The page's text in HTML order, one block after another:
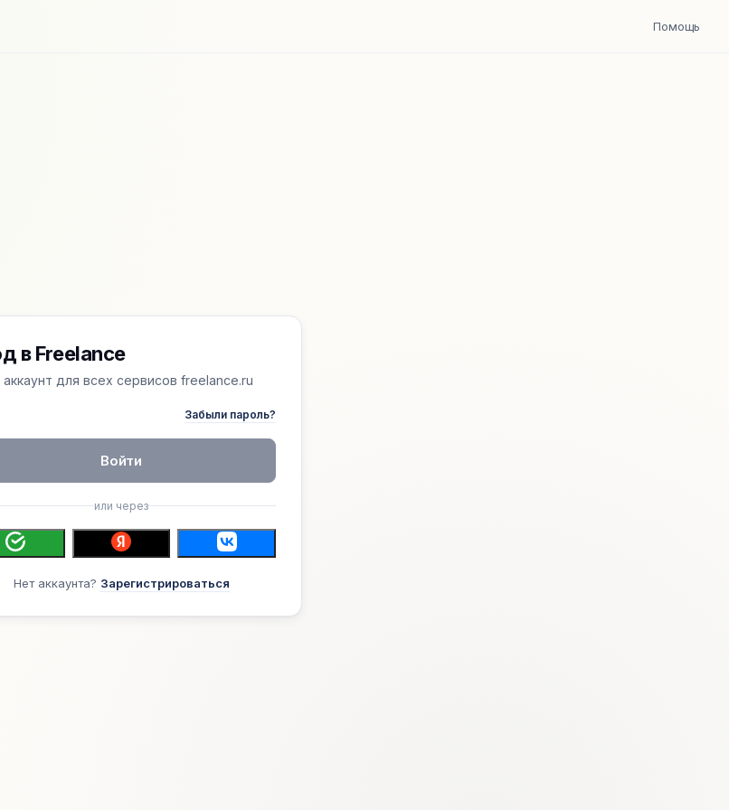
Помощь
в Freelance
для всех сервисов freelance.ru
Забыли пароль?
Войти
или через
Нет аккаунта? Зарегистрироваться